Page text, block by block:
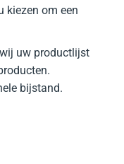
kiezen om een
uw productlijst
bijstand.